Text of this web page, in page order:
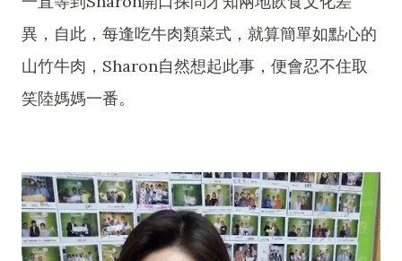
異，自此，每逢吃牛肉類菜式，就算簡單如點心的
山竹牛肉，Sharon自然想起此事，便會忍不住取
笑陸媽媽一番。